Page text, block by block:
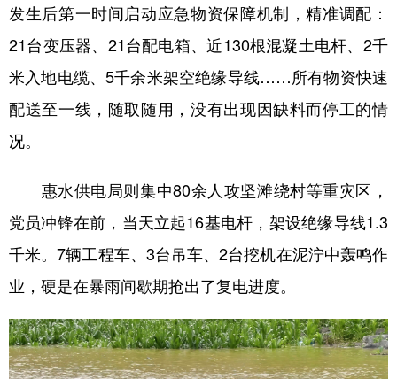
发生后第一时间启动应急物资保障机制，精准调配：
21台变压器、21台配电箱、近130根混凝土电杆、2千
米入地电缆、5千余米架空绝缘导线……所有物资快速
配送至一线，随取随用，没有出现因缺料而停工的情
况。
惠水供电局则集中80余人攻坚滩绕村等重灾区，
党员冲锋在前，当天立起16基电杆，架设绝缘导线1.3
千米。7辆工程车、3台吊车、2台挖机在泥泞中轰鸣作
业，硬是在暴雨间歇期抢出了复电进度。